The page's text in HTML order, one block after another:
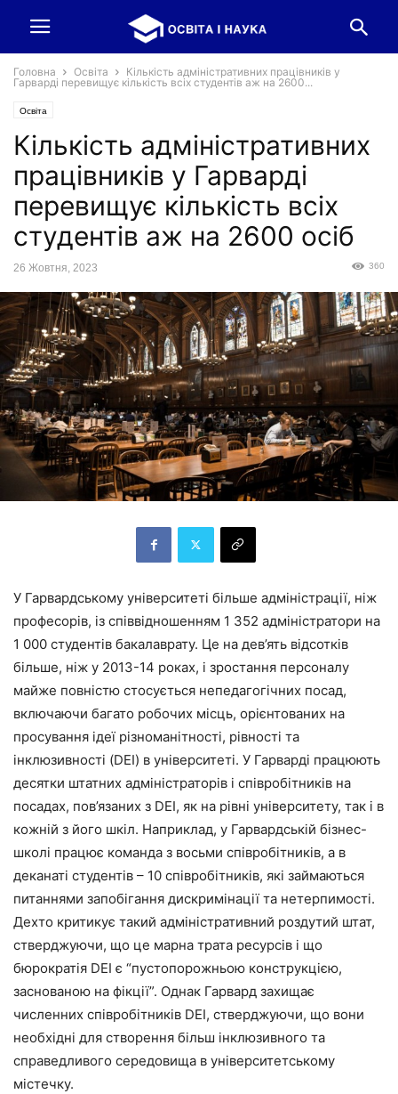
Головна Освіта
Кількість адміністративних працівників у
Гарварді перевищує кількість всіх студентів аж на 2600...
Освіта
Кількість адміністративних
працівників у Гарварді
перевищує кількість всіх
студентів аж на 2600 осіб
26 Жовтня, 2023 360
У Гарвардському університеті більше адміністрації, ніж
професорів, із співвідношенням 1 352 адміністратори на
1 000 студентів бакалаврату. Це на дев’ять відсотків
більше, ніж у 2013-14 роках, і зростання персоналу
майже повністю стосується непедагогічних посад,
включаючи багато робочих місць, орієнтованих на
просування ідеї різноманітності, рівності та
інклюзивності (DEI) в університеті. У Гарварді працюють
десятки штатних адміністраторів і співробітників на
посадах, пов’язаних з DEI, як на рівні університету, так і в
кожній з його шкіл. Наприклад, у Гарвардській бізнес-
школі працює команда з восьми співробітників, а в
деканаті студентів – 10 співробітників, які займаються
питаннями запобігання дискримінації та нетерпимості.
Дехто критикує такий адміністративний роздутий штат,
стверджуючи, що це марна трата ресурсів і що
бюрократія DEI є “пустопорожньою конструкцією,
заснованою на фікції”. Однак Гарвард захищає
численних співробітників DEI, стверджуючи, що вони
необхідні для створення більш інклюзивного та
справедливого середовища в університетському
містечку.